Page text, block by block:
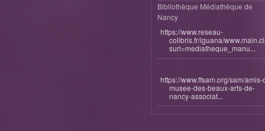
Bibliothèque Médiathèque de
Nancy
https://www.reseau-
colibris.fr/iguana/
surl=mediatheque_manu...
https://www.ffsam.org/sam/amis-
musee-des-beaux-arts-de-
nancy-associat...